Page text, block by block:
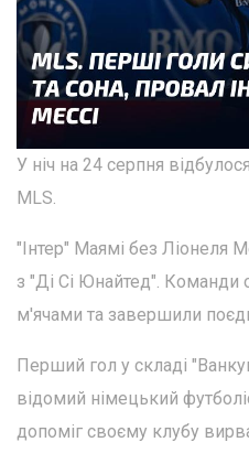
У ніч на 24 серпня
MLS.
"Інтер" Маямі без Ліонеля
з "Ді Сі Юнайтед". Команди
м'ячами та завершили
Перший гол у складі
відомий німецький
допоміг своєму клубу